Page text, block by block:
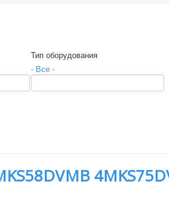
Тип оборудования
- Все -